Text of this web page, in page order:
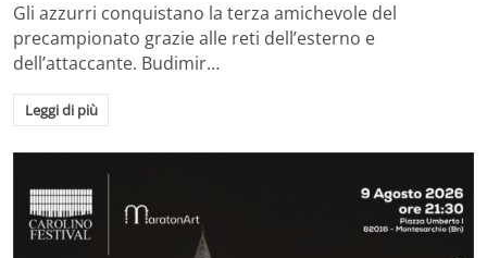
Gli azzurri conquistano la terza amichevole del
precampionato grazie alle reti dell’esterno e
dell’attaccante. Budimir…
Leggi di più